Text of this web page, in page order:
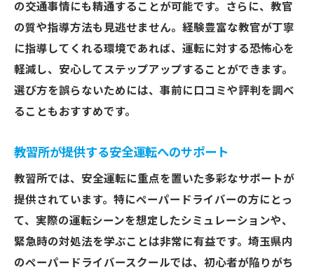
の交通事情にも精通することが可能です。さらに、教官
の質や指導方法も見逃せません。経験豊富な教官が丁寧
に指導してくれる環境であれば、運転に対する恐怖心を
軽減し、安心してステップアップすることができます。
選び方を誤らないためには、事前に口コミや評判を調べ
ることもおすすめです。
教習所が提供する安全運転へのサポート
教習所では、安全運転に重点を置いた多彩なサポートが
提供されています。特にペーパードライバーの方にとっ
て、実際の運転シーンを想定したシミュレーションや、
緊急時の対処法を学ぶことは非常に有益です。埼玉県内
のペーパードライバースクールでは、初心者が陥りがち